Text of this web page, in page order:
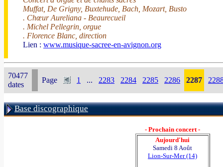
Muffat, De Grigny, Buxtehude, Bach, Mozart, Busto
. Chœur Aureliana - Beaurecueil
. Michel Pellegrin, orgue
. Florence Blanc, direction
Lien : www.musique-sacree-en-avignon.org
70477
dates
Page 1 ... 2283 2284 2285 2286 2287
Base discographique
- Prochain concert -
Aujourd'hui
Samedi 8 Août
Lion-Sur-Mer (14)